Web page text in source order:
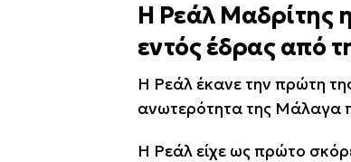
Η Ρεάλ Μαδρίτης
εντός έδρας από
Η Ρεάλ έκανε την πρώτη
ανωτερότητα της Μάλαγα
Η Ρεάλ είχε ως πρώτο